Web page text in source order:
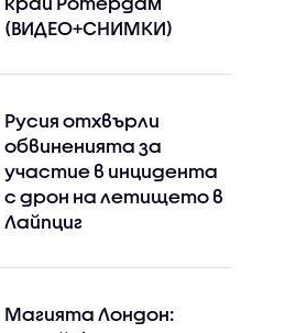
(ВИДЕО+СНИМКИ)
Русия отхвърли
обвиненията за
участие в инцидента
с дрон на летището в
Лайпциг
Магията Лондон: